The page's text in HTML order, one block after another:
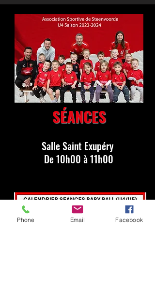
SÉANCES
Salle Saint Exupéry
De 10h00 à 11h00
Phone Email Facebook